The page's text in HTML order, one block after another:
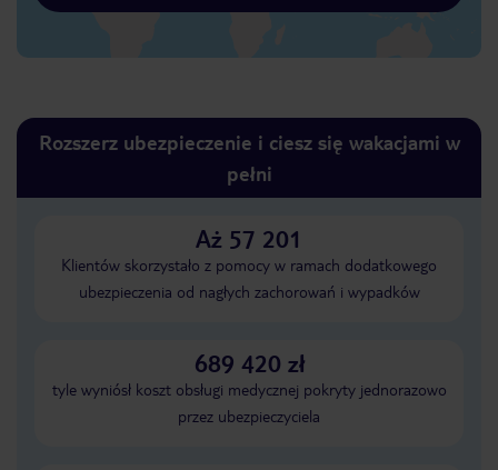
Rozszerz ubezpieczenie i ciesz się wakacjami w
pełni
Aż 57 201
Klientów skorzystało z pomocy w ramach dodatkowego
ubezpieczenia od nagłych zachorowań i wypadków
689 420 zł
tyle wyniósł koszt obsługi medycznej pokryty jednorazowo
przez ubezpieczyciela